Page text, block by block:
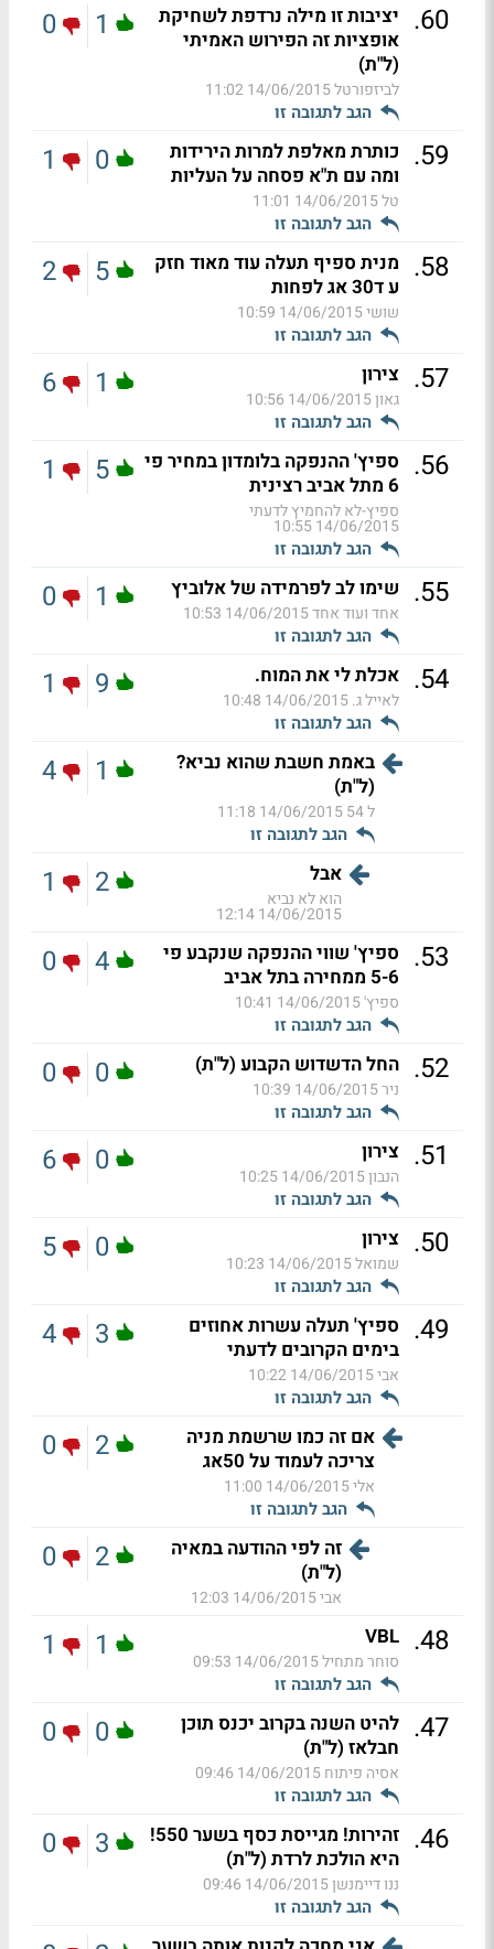
60
. יציבות זו מילה נרדפת לשחיקת
אופציות זה הפירוש האמיתי
(ל"ת)
לביזפורטל14/06/2015 11:02
הגב לתגובה זו
1
0
59
. כותרת מאלפת למרות הירידות
ומה עם ת"א פסחה על העליות
טל14/06/2015 11:01
הגב לתגובה זו
0
1
58
. מנית ספיף תעלה עוד מאוד חזק
ע ד30 אג לפחות
שושי14/06/2015 10:59
הגב לתגובה זו
5
2
57
. צירון
גאון14/06/2015 10:56
הגב לתגובה זו
1
6
56
. ספיץ' ההנפקה בלומדון במחיר פי
6 מתל אביב רצינית
ספיץ-לא להחמיץ לדעתי
14/06/2015 10:55
הגב לתגובה זו
5
1
55
. שימו לב לפרמידה של אלוביץ
אחד ועוד אחד14/06/2015 10:53
הגב לתגובה זו
1
0
54
. אכלת לי את המוח.
לאייל ג.14/06/2015 10:48
הגב לתגובה זו
9
1
באמת חשבת שהוא נביא?
(ל"ת)
ל 54 14/06/2015 11:18
הגב לתגובה זו
1
4
אבל
הוא לא נביא
14/06/2015 12:14
2
1
53
. ספיץ' שווי ההנפקה שנקבע פי
5-6 ממחירה בתל אביב
ספיץ'14/06/2015 10:41
הגב לתגובה זו
4
0
52
. החל הדשדוש הקבוע (ל"ת)
ניר14/06/2015 10:39
הגב לתגובה זו
0
0
51
. צירון
הנבון14/06/2015 10:25
הגב לתגובה זו
0
6
50
. צירון
שמואל14/06/2015 10:23
הגב לתגובה זו
0
5
49
. ספיץ' תעלה עשרות אחוזים
בימים הקרובים לדעתי
אבי14/06/2015 10:22
הגב לתגובה זו
3
4
אם זה כמו שרשמת מניה
צריכה לעמוד על 50אג
אלי14/06/2015 11:00
הגב לתגובה זו
2
0
זה לפי ההודעה במאיה
(ל"ת)
אבי14/06/2015 12:03
2
0
48
.
VBL
סוחר מתחיל14/06/2015 09:53
הגב לתגובה זו
1
1
47
. להיט השנה בקרוב יכנס תוכן
חבלאז (ל"ת)
אסיה פיתוח14/06/2015 09:46
הגב לתגובה זו
0
0
46
.
זהירות! מגייסת כסף בשער 550!
היא הולכת לרדת (ל"ת)
ננו דיימנשן14/06/2015 09:46
הגב לתגובה זו
3
0